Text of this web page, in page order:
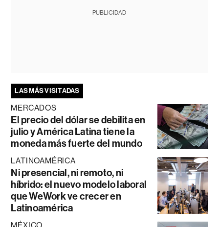
PUBLICIDAD
LAS MÁS VISITADAS
MERCADOS
El precio del dólar se debilita en
julio y América Latina tiene la
moneda más fuerte del mundo
LATINOAMÉRICA
Ni presencial, ni remoto, ni
híbrido: el nuevo modelo laboral
que WeWork ve crecer en
Latinoamérica
MÉXICO